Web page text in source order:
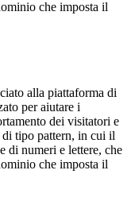
che imposta il
alla piattaforma di
per aiutare i
dei visitatori e
tipo pattern, in cui il
di numeri e lettere, che
che imposta il